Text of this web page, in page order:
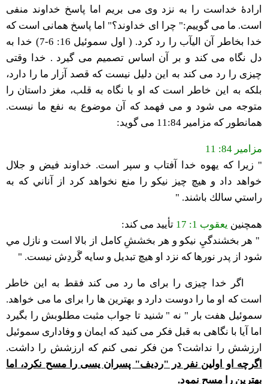
ارادۀ خداست را به نزد وی می بریم اما پاسخ خداوند منفی
است. ما می گوییم:" چرا ای خداوند؟" اما پاسخ همانی است که
خدا بخاطر آن الیآب را رد کرد. ( اول سموئیل 16: 6-7) خدا به
دل نگاه می کند و بر آن اساس تصمیم می گیرد . خدا وقتی
چیزی را رد می کند به این دلیل نیست که قصد آزار ما را دارد،
بلکه به این خاطر است که او با نگاه به قلب، مغز داستان را
متوجه می شود و می فهمد که آن موضوع به نفع ما نیست.
همانطور که مزامیر 11:84 می گوید:
مزامیر 84: 11
" زيرا كه يهوه خدا آفتاب و سپر است. خداوند فيض و جلال
خواهد داد و هيچ چيز نيكو را منع نخواهد كرد از آناني كه به
راستي سالك باشند. "
همچنین یعقوب 1: 17
تأیید می کند:
" هر بخشندگيِ نيكو و هر بخششِ كامل از بالا است و نازل مي
شود از پدر نورها كه نزد او هيچ تبديل و سايه گَردِش نيست. "
اگر خدا چیزی را برای ما رد می کند فقط به این خاطر
است که او ما را دوست دارد و بهترین ها را برای ما می خواهد.
سموئیل هفت بار " نه " شنید تا جواب مثبت مطلوبش را بگیرد
اما آیا با نگاهی به قبل فکر می کنید که ایمان و وفاداری سموئیل
ارزشش را نداشت؟ من فکر نمی کنم که ارزشش را داشت.
اگرچه او اولین نفر در "ردیف" پسران یسی را مسح نکرد، اما
بهترین را مسح نمود.